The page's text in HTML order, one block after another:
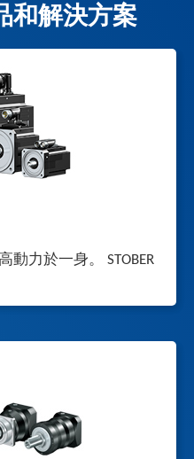
和解決方案
力於一身。 STOBER